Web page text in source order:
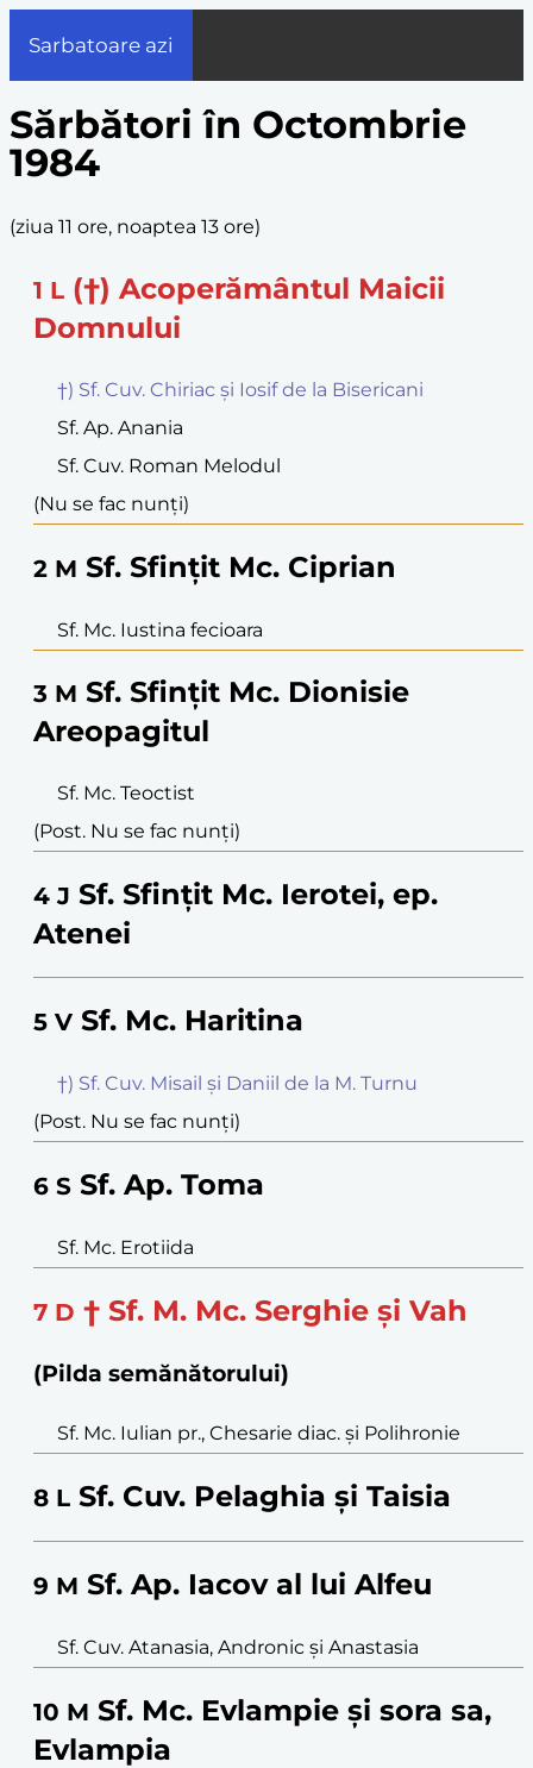
Sarbatoare azi
Sărbători în Octombrie
1984
(ziua 11 ore, noaptea 13 ore)
1 L (†) Acoperământul Maicii
Domnului
†) Sf. Cuv. Chiriac și Iosif de la Bisericani
Sf. Ap. Anania
Sf. Cuv. Roman Melodul
(Nu se fac nunți)
2 M Sf. Sfințit Mc. Ciprian
Sf. Mc. Iustina fecioara
3 M Sf. Sfințit Mc. Dionisie
Areopagitul
Sf. Mc. Teoctist
(Post. Nu se fac nunți)
4 J Sf. Sfințit Mc. Ierotei, ep.
Atenei
5 V Sf. Mc. Haritina
†) Sf. Cuv. Misail și Daniil de la M. Turnu
(Post. Nu se fac nunți)
6 S Sf. Ap. Toma
Sf. Mc. Erotiida
7 D † Sf. M. Mc. Serghie și Vah
(Pilda semănătorului)
Sf. Mc. Iulian pr., Chesarie diac. și Polihronie
8 L Sf. Cuv. Pelaghia și Taisia
9 M Sf. Ap. Iacov al lui Alfeu
Sf. Cuv. Atanasia, Andronic și Anastasia
10 M Sf. Mc. Evlampie și sora sa,
Evlampia